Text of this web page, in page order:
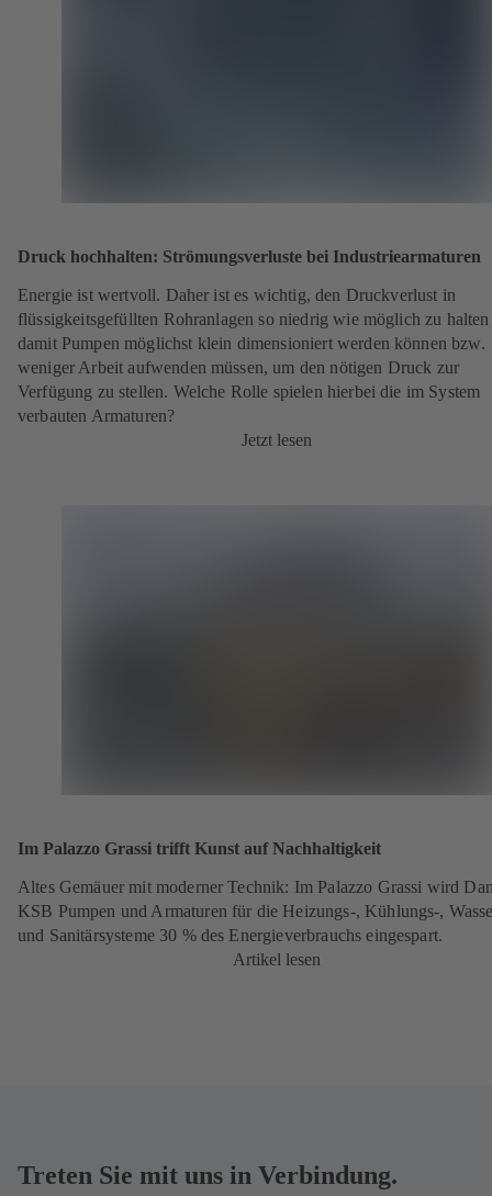
Druck hochhalten: Strömungsverluste bei Industriearmaturen
Energie ist wertvoll. Daher ist es wichtig, den Druckverlust in
flüssigkeitsgefüllten Rohranlagen so niedrig wie möglich zu
damit Pumpen möglichst klein dimensioniert werden können bzw.
weniger Arbeit aufwenden müssen, um den nötigen Druck zur
Verfügung zu stellen. Welche Rolle spielen hierbei die im System
verbauten Armaturen?
Jetzt lesen
Im Palazzo Grassi trifft Kunst auf Nachhaltigkeit
Altes Gemäuer mit moderner Technik: Im Palazzo Grassi wird
KSB Pumpen und Armaturen für die Heizungs-, Kühlungs-,
und Sanitärsysteme 30 % des Energieverbrauchs eingespart.
Artikel lesen
Treten Sie mit uns in Verbindung.